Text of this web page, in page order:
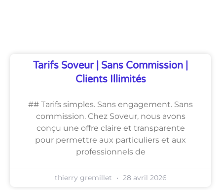
Tarifs Soveur | Sans Commission |
Clients Illimités
## Tarifs simples. Sans engagement. Sans
commission. Chez Soveur, nous avons
conçu une offre claire et transparente
pour permettre aux particuliers et aux
professionnels de
thierry gremillet 28 avril 2026